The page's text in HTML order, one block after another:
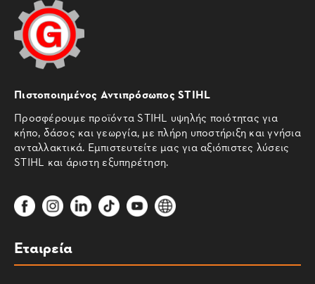
Πιστοποιημένος Αντιπρόσωπος STIHL
Προσφέρουμε προϊόντα STIHL υψηλής ποιότητας για
κήπο, δάσος και γεωργία, με πλήρη υποστήριξη και γνήσια
ανταλλακτικά. Εμπιστευτείτε μας για αξιόπιστες λύσεις
STIHL και άριστη εξυπηρέτηση.
Εταιρεία